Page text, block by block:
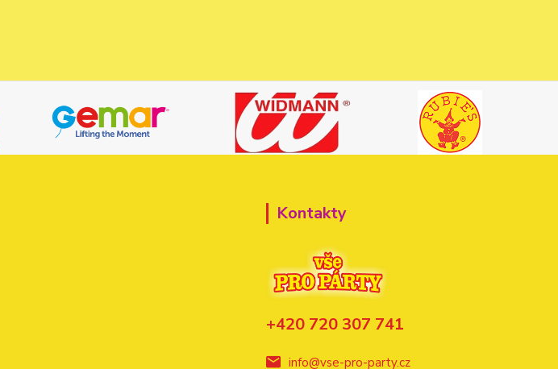
Kontakty
+420 720 307 741
info@vse-pro-party.cz